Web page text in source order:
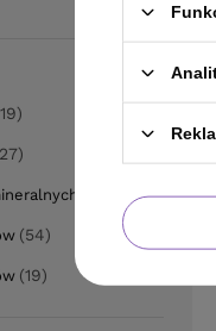
19
27
54
19